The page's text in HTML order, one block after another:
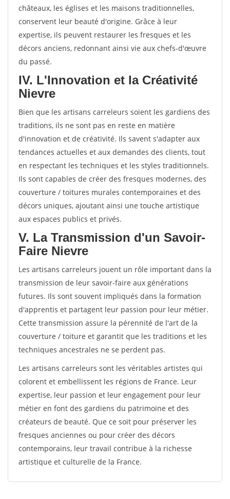
châteaux, les églises et les maisons traditionnelles,
conservent leur beauté d'origine. Grâce à leur
expertise, ils peuvent restaurer les fresques et les
décors anciens, redonnant ainsi vie aux chefs-d'œuvre
du passé.
IV. L'Innovation et la Créativité
Nievre
Bien que les artisans carreleurs soient les gardiens des
traditions, ils ne sont pas en reste en matière
d'innovation et de créativité. Ils savent s'adapter aux
tendances actuelles et aux demandes des clients, tout
en respectant les techniques et les styles traditionnels.
Ils sont capables de créer des fresques modernes, des
couverture / toitures murales contemporaines et des
décors uniques, ajoutant ainsi une touche artistique
aux espaces publics et privés.
V. La Transmission d'un Savoir-
Faire Nievre
Les artisans carreleurs jouent un rôle important dans la
transmission de leur savoir-faire aux générations
futures. Ils sont souvent impliqués dans la formation
d'apprentis et partagent leur passion pour leur métier.
Cette transmission assure la pérennité de l'art de la
couverture / toiture et garantit que les traditions et les
techniques ancestrales ne se perdent pas.
Les artisans carreleurs sont les véritables artistes qui
colorent et embellissent les régions de France. Leur
expertise, leur passion et leur engagement pour leur
métier en font des gardiens du patrimoine et des
créateurs de beauté. Que ce soit pour préserver les
fresques anciennes ou pour créer des décors
contemporains, leur travail contribue à la richesse
artistique et culturelle de la France.